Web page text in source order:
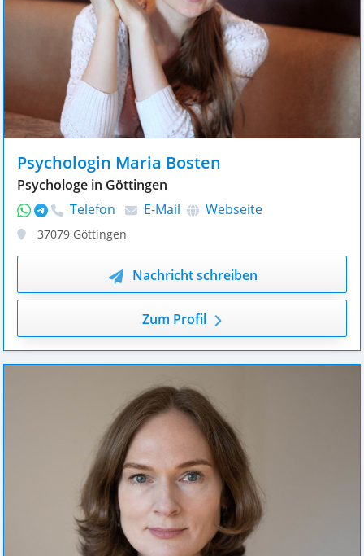
Psychologin Maria Bosten
Psychologe in Göttingen
Telefon
E-Mail Webseite
37079 Göttingen
Nachricht schreiben
Zum Profil